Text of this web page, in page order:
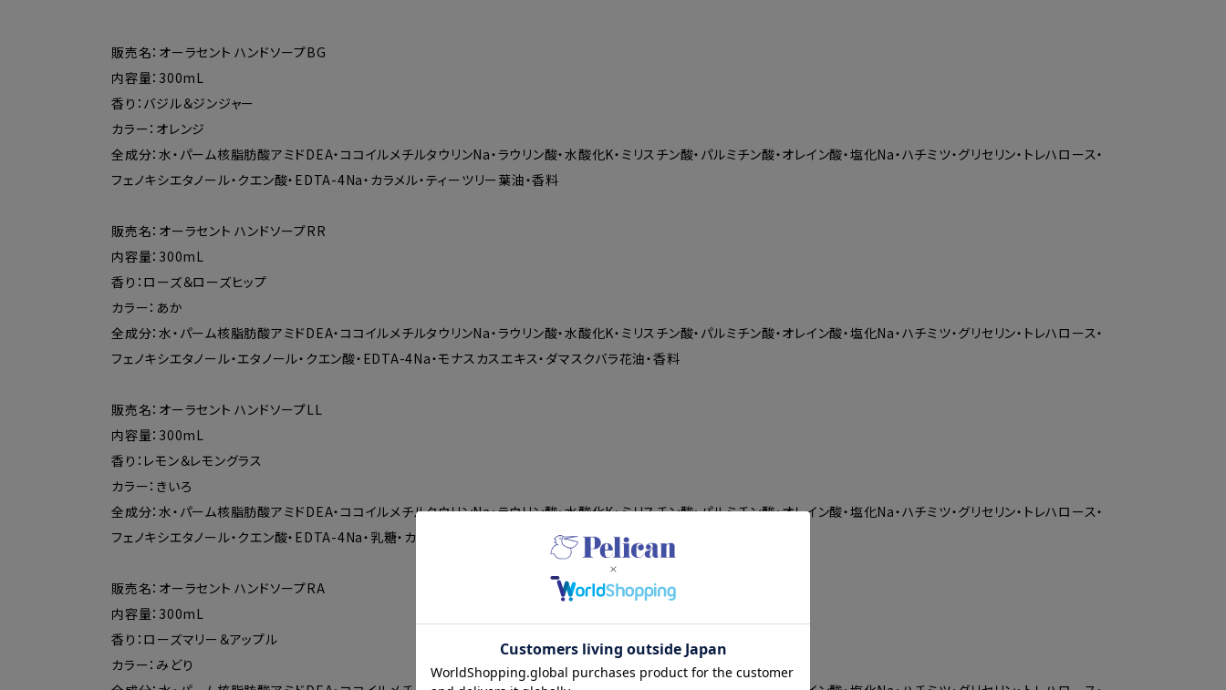
販売名：オーラセント ハンドソープBG
内容量：300mL
香り：バジル＆ジンジャー
カラー：オレンジ
全成分：水・パーム核脂肪酸アミドDEA・ココイルメチルタウリンNa・ラウリン酸・水酸化K・ミリスチン酸・パルミチン酸・オレイン酸・塩化Na・ハチミツ・グリセリン・トレハロース・
フェノキシエタノール・クエン酸・EDTA-4Na・カラメル・ティーツリー葉油・香料
販売名：オーラセント ハンドソープRR
内容量：300mL
香り：ローズ＆ローズヒップ
カラー：あか
全成分：水・パーム核脂肪酸アミドDEA・ココイルメチルタウリンNa・ラウリン酸・水酸化K・ミリスチン酸・パルミチン酸・オレイン酸・塩化Na・ハチミツ・グリセリン・トレハロース・
フェノキシエタノール・エタノール・クエン酸・EDTA-4Na・モナスカスエキス・ダマスクバラ花油・香料
販売名：オーラセント ハンドソープLL
内容量：300mL
香り：レモン＆レモングラス
カラー：きいろ
全成分：水・パーム核脂肪酸アミドDEA・ココイルメチルタウリンNa・ラウリン酸・水酸化K・ミリスチン酸・パルミチン酸・オレイン酸・塩化Na・ハチミツ・グリセリン・トレハロース・
フェノキシエタノール・クエン酸・EDTA-4Na・乳糖・カラメル・クチナシエキス・レモン果皮油・香料
販売名：オーラセント ハンドソープRA
内容量：300mL
香り：ローズマリー＆アップル
カラー：みどり